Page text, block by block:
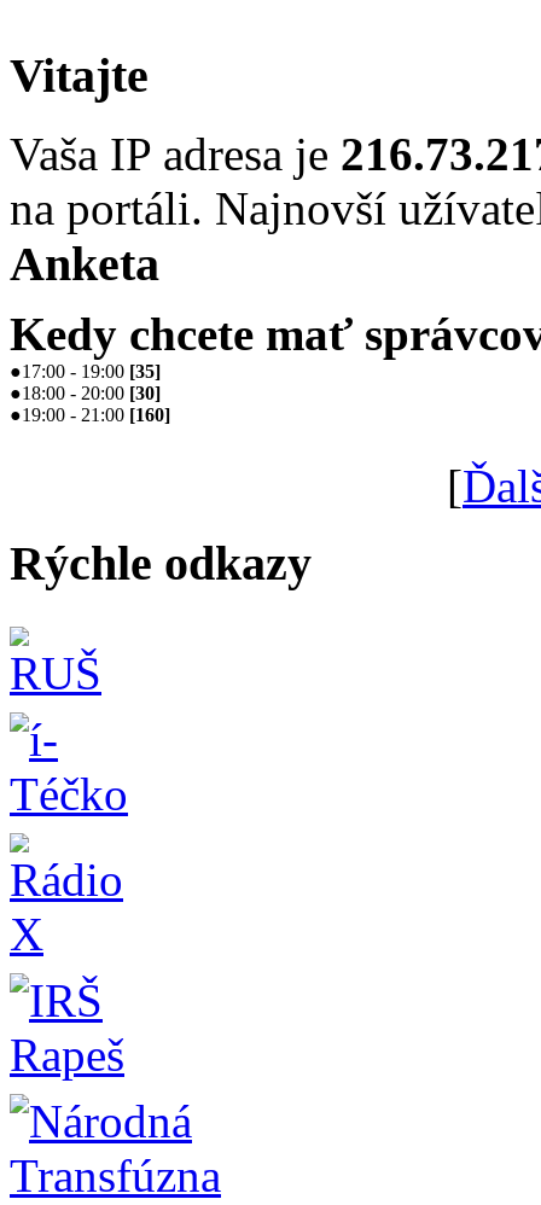
Vitajte
Vaša IP adresa je
na portáli. Najnovší
Anketa
Kedy chcete mať
●17:00 - 19:00 [35]
●18:00 - 20:00 [30]
●19:00 - 21:00 [160]
[
Rýchle odkazy